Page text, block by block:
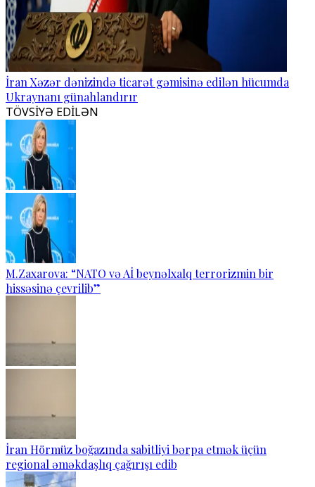
İran Xəzər dənizində ticarət gəmisinə edilən hücumda
Ukraynanı günahlandırır
TÖVSİYƏ EDİLƏN
M.Zaxarova: “NATO və Aİ beynəlxalq terrorizmin bir
hissəsinə çevrilib”
İran Hörmüz boğazında sabitliyi bərpa etmək üçün
regional əməkdaşlıq çağırışı edib